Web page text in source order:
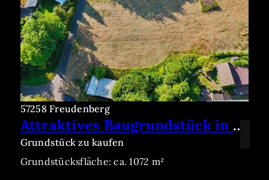
57258 Freudenberg
Attraktives Baugrundstück in begehrter Lage von Freudenberg
Grundstück zu kaufen
Grundstücksfläche: ca. 1072 m²